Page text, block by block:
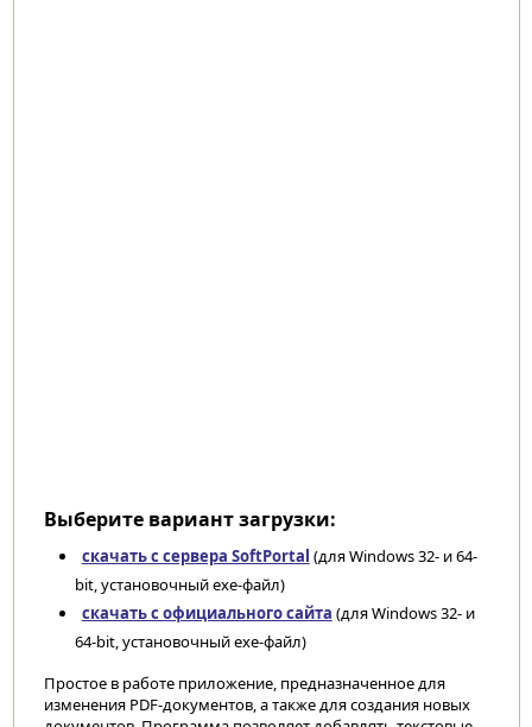
Выберите вариант загрузки:
скачать с сервера SoftPortal (для Windows 32- и 64-
bit, установочный exe-файл)
скачать с официального сайта (для Windows 32- и
64-bit, установочный exe-файл)
Простое в работе приложение, предназначенное для
изменения PDF-документов, а также для создания новых